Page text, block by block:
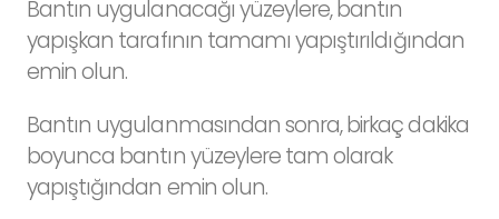
Bantın uygulanacağı yüzeylere, bantın
yapışkan tarafının tamamı yapıştırıldığından
emin olun.
Bantın uygulanmasından sonra, birkaç dakika
boyunca bantın yüzeylere tam olarak
yapıştığından emin olun.